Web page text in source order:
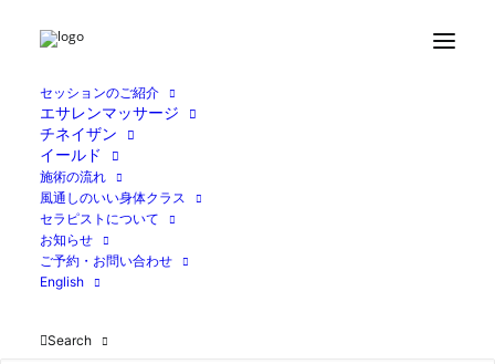
セッションのご紹介
エサレンマッサージ
チネイザン
イールド
施術の流れ
風通しのいい身体クラス
セラピストについて
お知らせ
ご予約・お問い合わせ
English
Search
A36CB35D-197E-4E08-880F-084E2A36B572